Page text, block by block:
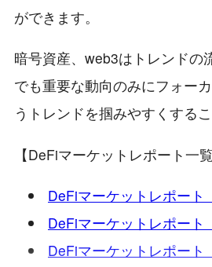
ができます。
暗号資産、web3はトレンドの
でも重要な動向のみにフォー
うトレンドを掴みやすくする
【DeFiマーケットレポート一
DeFiマーケットレポート
DeFiマーケットレポート
DeFiマーケットレポート